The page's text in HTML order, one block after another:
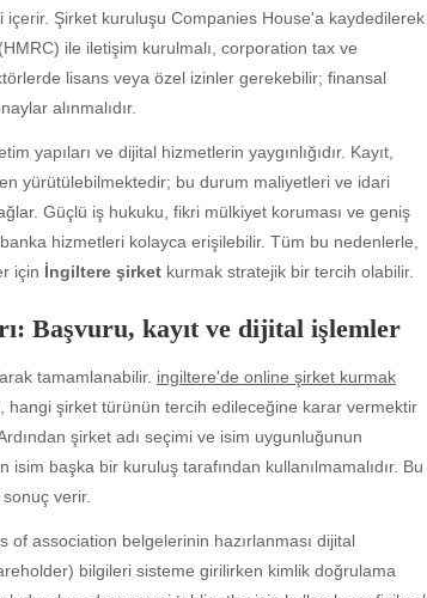
içerir. Şirket kuruluşu Companies House'a kaydedilerek
ile iletişim kurulmalı, corporation tax ve
lisans veya özel izinler gerekebilir; finansal
alınmalıdır.
yapıları ve dijital hizmetlerin yaygınlığıdır. Kayıt,
yürütülebilmektedir; bu durum maliyetleri ve idari
Güçlü iş hukuku, fikri mülkiyet koruması ve geniş
hizmetleri kolayca erişilebilir. Tüm bu nedenlerle,
için İngiltere şirket kurmak stratejik bir tercih olabilir.
Başvuru, kayıt ve dijital işlemler
tamamlanabilir. ingiltere'de online şirket kurmak
hangi şirket türünün tercih edileceğine karar vermektir
şirket adı seçimi ve isim uygunluğunun
başka bir kuruluş tarafından kullanılmamalıdır. Bu
verir.
of association belgelerinin hazırlanması dijital
bilgileri sisteme girilirken kimlik doğrulama